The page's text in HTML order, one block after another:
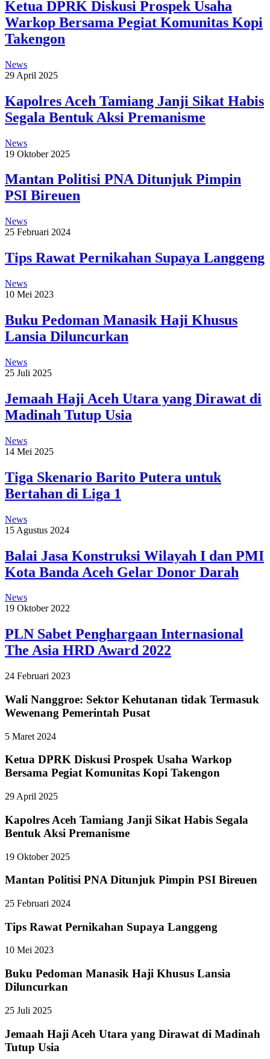
Ketua DPRK Diskusi Prospek Usaha
Warkop Bersama Pegiat Komunitas Kopi
Takengon
News
29 April 2025
Kapolres Aceh Tamiang Janji Sikat Habis
Segala Bentuk Aksi Premanisme
News
19 Oktober 2025
Mantan Politisi PNA Ditunjuk Pimpin
PSI Bireuen
News
25 Februari 2024
Tips Rawat Pernikahan Supaya Langgeng
News
10 Mei 2023
Buku Pedoman Manasik Haji Khusus
Lansia Diluncurkan
News
25 Juli 2025
Jemaah Haji Aceh Utara yang Dirawat di
Madinah Tutup Usia
News
14 Mei 2025
Tiga Skenario Barito Putera untuk
Bertahan di Liga 1
News
15 Agustus 2024
Balai Jasa Konstruksi Wilayah I dan PMI
Kota Banda Aceh Gelar Donor Darah
News
19 Oktober 2022
PLN Sabet Penghargaan Internasional
The Asia HRD Award 2022
24 Februari 2023
Wali Nanggroe: Sektor Kehutanan tidak Termasuk
Wewenang Pemerintah Pusat
5 Maret 2024
Ketua DPRK Diskusi Prospek Usaha Warkop
Bersama Pegiat Komunitas Kopi Takengon
29 April 2025
Kapolres Aceh Tamiang Janji Sikat Habis Segala
Bentuk Aksi Premanisme
19 Oktober 2025
Mantan Politisi PNA Ditunjuk Pimpin PSI Bireuen
25 Februari 2024
Tips Rawat Pernikahan Supaya Langgeng
10 Mei 2023
Buku Pedoman Manasik Haji Khusus Lansia
Diluncurkan
25 Juli 2025
Jemaah Haji Aceh Utara yang Dirawat di Madinah
Tutup Usia